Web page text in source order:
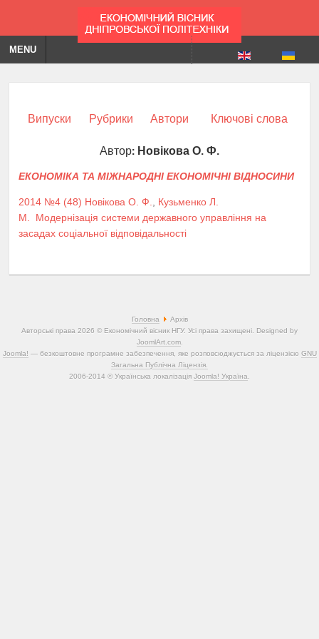
MENU
Випуски Рубрики Автори Ключові слова
Автор: Новікова О. Ф.
ЕКОНОМІКА ТА МІЖНАРОДНІ ЕКОНОМІЧНІ ВІДНОСИНИ
2014 №4 (48) Новікова О. Ф.
Кузьменко Л.
М.
Модернізація системи державного управління на
засадах соціальної відповідальності
Головна
Архів
Авторські права 2026 © Економічний вісник НГУ. Усі права захищені. Designed by
JoomlArt.com.
Joomla! — безкоштовне програмне забезпечення, яке розповсюджується за ліцензією GNU
Загальна Публічна Ліцензія.
2006-2014 © Українська локалізація Joomla! Україна